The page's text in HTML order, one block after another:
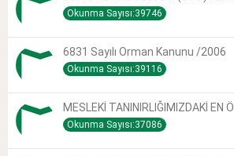
Okunma Sayısı:39746
6831 Sayılı Orman Kanunu /2006
Okunma Sayısı:39116
MESLEKİ TANINIRLIĞIMIZDAKİ EN
Okunma Sayısı:37086